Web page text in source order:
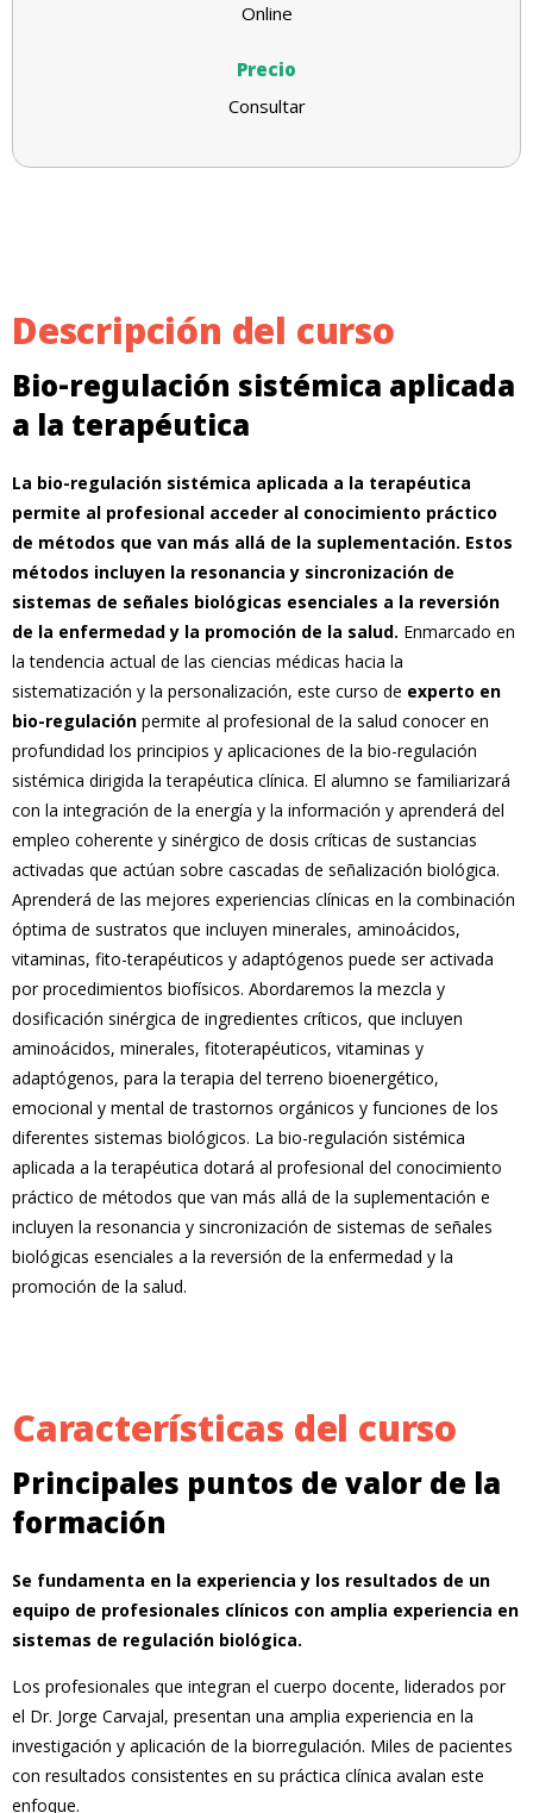
Online
Precio
Consultar
Descripción del curso
Bio-regulación sistémica aplicada
a la terapéutica
La bio-regulación sistémica aplicada a la terapéutica
permite al profesional acceder al conocimiento práctico
de métodos que van más allá de la suplementación. Estos
métodos incluyen la resonancia y sincronización de
sistemas de señales biológicas esenciales a la reversión
de la enfermedad y la promoción de la salud. Enmarcado en
la tendencia actual de las ciencias médicas hacia la
sistematización y la personalización, este curso de experto en
bio-regulación permite al profesional de la salud conocer en
profundidad los principios y aplicaciones de la bio-regulación
sistémica dirigida la terapéutica clínica. El alumno se familiarizará
con la integración de la energía y la información y aprenderá del
empleo coherente y sinérgico de dosis críticas de sustancias
activadas que actúan sobre cascadas de señalización biológica.
Aprenderá de las mejores experiencias clínicas en la combinación
óptima de sustratos que incluyen minerales, aminoácidos,
vitaminas, fito-terapéuticos y adaptógenos puede ser activada
por procedimientos biofísicos. Abordaremos la mezcla y
dosificación sinérgica de ingredientes críticos, que incluyen
aminoácidos, minerales, fitoterapéuticos, vitaminas y
adaptógenos, para la terapia del terreno bioenergético,
emocional y mental de trastornos orgánicos y funciones de los
diferentes sistemas biológicos. La bio-regulación sistémica
aplicada a la terapéutica dotará al profesional del conocimiento
práctico de métodos que van más allá de la suplementación e
incluyen la resonancia y sincronización de sistemas de señales
biológicas esenciales a la reversión de la enfermedad y la
promoción de la salud.
Características del curso
Principales puntos de valor de la
formación
Se fundamenta en la experiencia y los resultados de un
equipo de profesionales clínicos con amplia experiencia en
sistemas de regulación biológica.
Los profesionales que integran el cuerpo docente, liderados por
el Dr. Jorge Carvajal, presentan una amplia experiencia en la
investigación y aplicación de la biorregulación. Miles de pacientes
con resultados consistentes en su práctica clínica avalan este
enfoque.